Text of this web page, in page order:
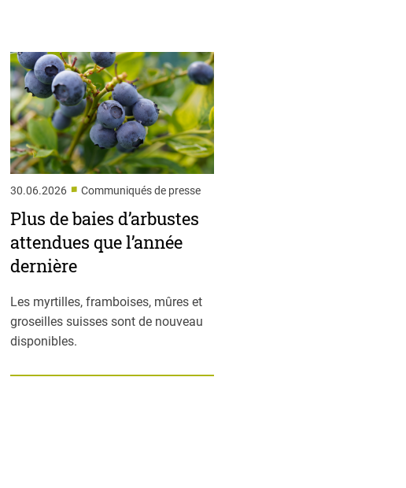
30.06.2026 ■ Communiqués de presse
Plus de baies d’arbustes
attendues que l’année
dernière
Les myrtilles, framboises, mûres et
groseilles suisses sont de nouveau
disponibles.